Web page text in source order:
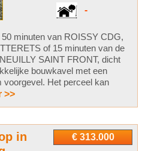
-
minuten van ROISSY CDG,
of 15 minuten van de
SAINT FRONT, dicht
bouwkavel met een
voorgevel. Het perceel kan
>>
€ 313.000
in